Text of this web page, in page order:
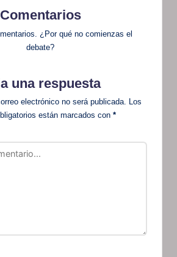
Comentarios
¿Por qué no comienzas el
debate?
una respuesta
electrónico no será publicada. Los
están marcados con *